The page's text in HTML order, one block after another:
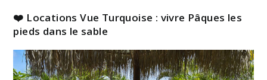
❤️ Locations Vue Turquoise : vivre Pâques les
pieds dans le sable